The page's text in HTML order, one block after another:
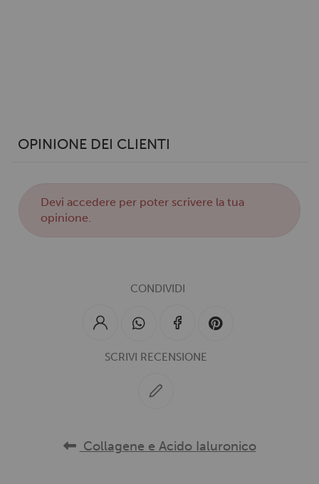
OPINIONE DEI CLIENTI
Deviaccedere per poter scrivere la tua
opinione.
CONDIVIDI
SCRIVI RECENSIONE
Collagene e Acido Ialuronico